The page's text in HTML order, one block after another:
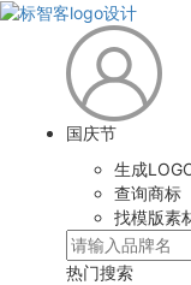
国庆节
生成
查询商标
找模版素
热门搜索